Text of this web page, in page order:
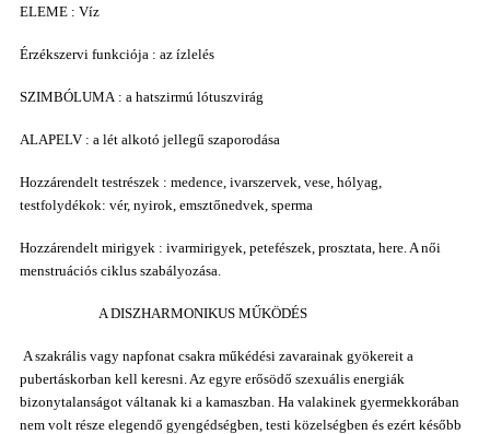
ELEME : Víz
Érzékszervi funkciója : az ízlelés
SZIMBÓLUMA : a hatszirmú lótuszvirág
ALAPELV : a lét alkotó jellegű szaporodása
Hozzárendelt testrészek : medence, ivarszervek, vese, hólyag,
testfolydékok: vér, nyirok, emsztőnedvek, sperma
Hozzárendelt mirigyek : ivarmirigyek, petefészek, prosztata, here. A női
menstruációs ciklus szabályozása.
A DISZHARMONIKUS MŰKÖDÉS
A szakrális vagy napfonat csakra műkédési zavarainak gyökereit a
pubertáskorban kell keresni. Az egyre erősödő szexuális energiák
bizonytalanságot váltanak ki a kamaszban. Ha valakinek gyermekkorában
nem volt része elegendő gyengédségben, testi közelségben és ezért később